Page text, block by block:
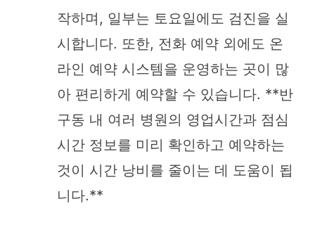
작하며, 일부는 토요일에도 검진을 실
시합니다. 또한, 전화 예약 외에도 온
라인 예약 시스템을 운영하는 곳이 많
아 편리하게 예약할 수 있습니다. **반
구동 내 여러 병원의 영업시간과 점심
시간 정보를 미리 확인하고 예약하는
것이 시간 낭비를 줄이는 데 도움이 됩
니다.**